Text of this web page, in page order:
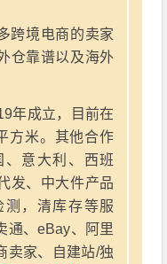
跨境电商的卖家
仓靠谱以及海外
年成立，目前在
方米。其他合作
意大利、西班
发、中大件产品
，清库存等服
通、eBay、阿里
卖家、自建站/独